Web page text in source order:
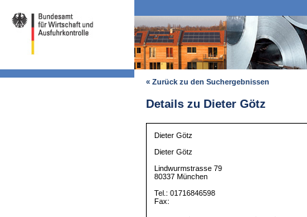
« Zurück zu den Suchergebnissen
Details zu Dieter Götz
Dieter Götz
Dieter Götz
Lindwurmstrasse 79
80337 München
Tel.: 01716846598
Fax: